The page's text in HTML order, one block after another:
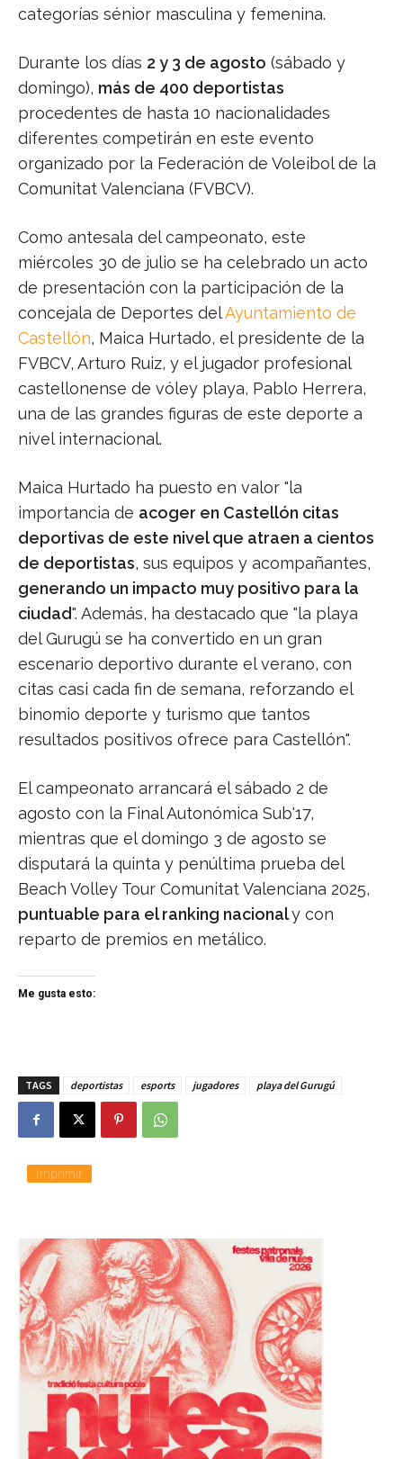
categorías sénior masculina y femenina.
Durante los días 2 y 3 de agosto (sábado y
domingo), más de 400 deportistas
procedentes de hasta 10 nacionalidades
diferentes competirán en este evento
organizado por la Federación de Voleibol de la
Comunitat Valenciana (FVBCV).
Como antesala del campeonato, este
miércoles 30 de julio se ha celebrado un acto
de presentación con la participación de la
concejala de Deportes delAyuntamiento de
Castellón, Maica Hurtado, el presidente de la
FVBCV, Arturo Ruiz, y el jugador profesional
castellonense de vóley playa, Pablo Herrera,
una de las grandes figuras de este deporte a
nivel internacional.
Maica Hurtado ha puesto en valor "la
importancia de acoger en Castellón citas
deportivas de este nivel que atraen a cientos
de deportistas, sus equipos y acompañantes,
generando un impacto muy positivo para la
ciudad". Además, ha destacado que "la playa
del Gurugú se ha convertido en un gran
escenario deportivo durante el verano, con
citas casi cada fin de semana, reforzando el
binomio deporte y turismo que tantos
resultados positivos ofrece para Castellón".
El campeonato arrancará el sábado 2 de
agosto con la Final Autonómica Sub'17,
mientras que el domingo 3 de agosto se
disputará la quinta y penúltima prueba del
Beach Volley Tour Comunitat Valenciana 2025,
puntuable para el ranking nacionaly con
reparto de premios en metálico.
Me gusta esto:
TAGS deportistas esports jugadores playa del Gurugú
Imprimir